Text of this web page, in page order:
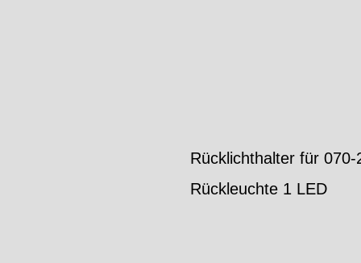
Rücklichthalter für
Rückleuchte 1 LED